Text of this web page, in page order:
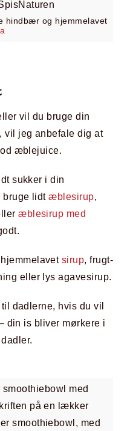
hindbær og hjemmelavet
vil du bruge din
vil jeg anbefale dig at
æblejuice.
sukker i din
bruge lidtæblesirup,
æblesirup med
sirup, frugt-
eller lys agavesirup.
dadlerne, hvis du vil
din is bliver mørkere i